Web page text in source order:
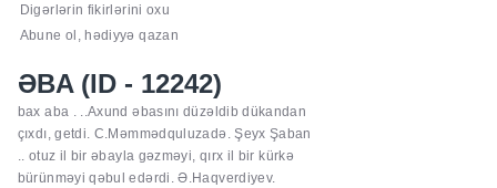
Digərlərin fikirlərini oxu
Abune ol, hədiyyə qazan
ƏBA (ID - 12242)
bax aba . ..Axund əbasını düzəldib dükandan
çıxdı, getdi. C.Məmmədquluzadə. Şeyx Şaban
.. otuz il bir əbayla gəzməyi, qırx il bir kürkə
bürünməyi qəbul edərdi. Ə.Haqverdiyev.